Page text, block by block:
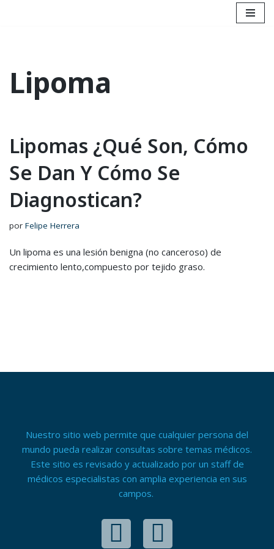
Lipoma
Lipomas ¿Qué Son, Cómo
Se Dan Y Cómo Se
Diagnostican?
por Felipe Herrera
Un lipoma es una lesión benigna (no canceroso) de
crecimiento lento,compuesto por tejido graso.
Nuestro sitio web permite que cualquier persona del
mundo pueda realizar consultas sobre temas médicos.
Este sitio es revisado y actualizado por un staff de
médicos especialistas con amplia experiencia en sus
campos.